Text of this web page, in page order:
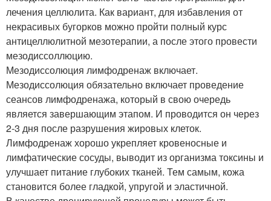
лечения целлюлита. Как вариант, для избавления от
некрасивых бугорков можно пройти полный курс
антицеллюлитной мезотерапии, а после этого провести
мезодиссоллюцию.
Мезодиссолюция лимфодренаж включает.
Мезодиссолюция обязательно включает проведение
сеансов лимфодренажа, который в свою очередь
является завершающим этапом. И проводится он через
2-3 дня после разрушения жировых клеток.
Лимфодренаж хорошо укрепляет кровеносные и
лимфатические сосуды, выводит из организма токсины и
улучшает питание глубоких тканей. Тем самым, кожа
становится более гладкой, упругой и эластичной.